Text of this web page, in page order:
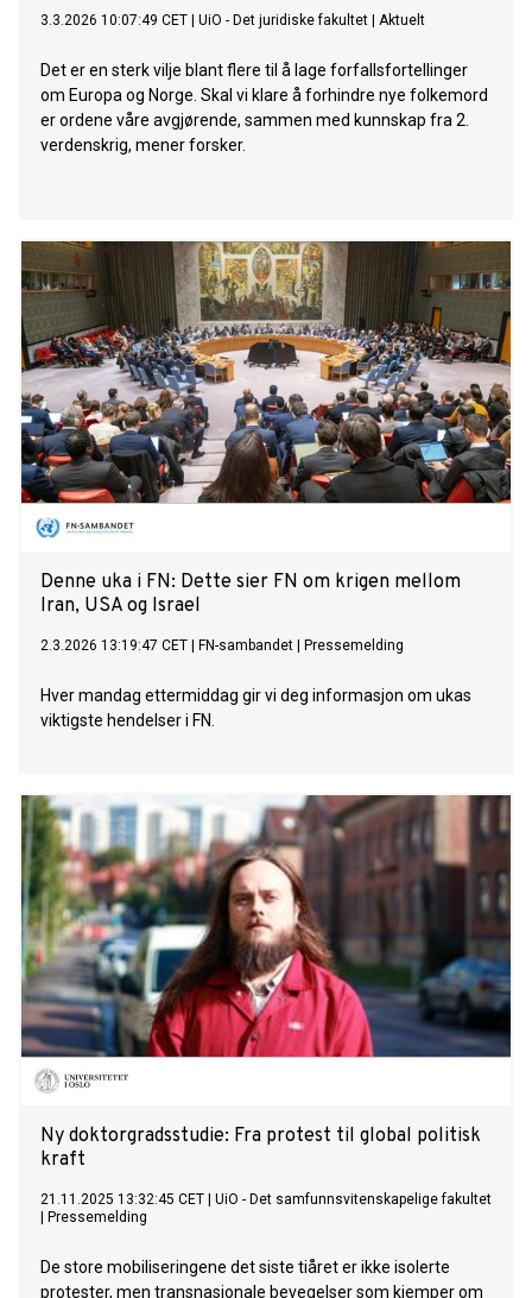
3.3.2026 10:07:49 CET UiO - Det juridiske fakultet Aktuelt
Det er en sterk vilje blant flere til å lage forfallsfortellinger
om Europa og Norge. Skal vi klare å forhindre nye folkemord
er ordene våre avgjørende, sammen med kunnskap fra 2.
verdenskrig, mener forsker.
Denne uka i FN: Dette sier FN om krigen mellom
Iran, USA og Israel
2.3.2026 13:19:47 CET FN-sambandet Pressemelding
Hver mandag ettermiddag gir vi deg informasjon om ukas
viktigste hendelser i FN.
Ny doktorgradsstudie: Fra protest til global politisk
kraft
21.11.2025 13:32:45 CET
UiO - Det samfunnsvitenskapelige fakultet
Pressemelding
De store mobiliseringene det siste tiåret er ikke isolerte
protester, men transnasjonale bevegelser som kjemper om